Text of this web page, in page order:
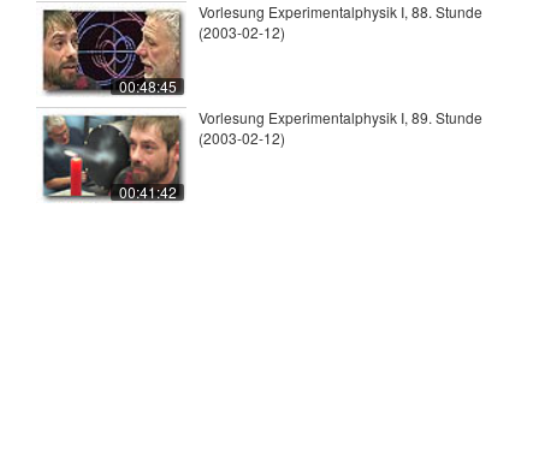
00:48:45
Vorlesung Experimentalphysik I, 88. Stunde
(2003-02-12)
00:41:42
Vorlesung Experimentalphysik I, 89. Stunde
(2003-02-12)